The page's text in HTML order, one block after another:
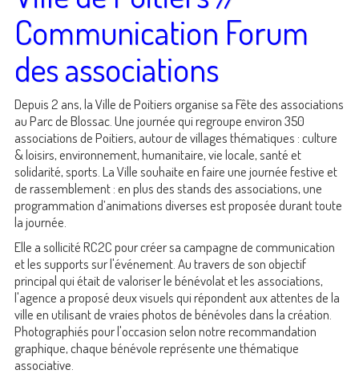
Communication Forum
des associations
Depuis 2 ans, la Ville de Poitiers organise sa Fête des associations
au Parc de Blossac. Une journée qui regroupe environ 350
associations de Poitiers, autour de villages thématiques : culture
& loisirs, environnement, humanitaire, vie locale, santé et
solidarité, sports. La Ville souhaite en faire une journée festive et
de rassemblement : en plus des stands des associations, une
programmation d’animations diverses est proposée durant toute
la journée.
Elle a sollicité RC2C pour créer sa campagne de communication
et les supports sur l'événement. Au travers de son objectif
principal qui était de valoriser le bénévolat et les associations,
l'agence a proposé deux visuels qui répondent aux attentes de la
ville en utilisant de vraies photos de bénévoles dans la création.
Photographiés pour l'occasion selon notre recommandation
graphique, chaque bénévole représente une thématique
associative.